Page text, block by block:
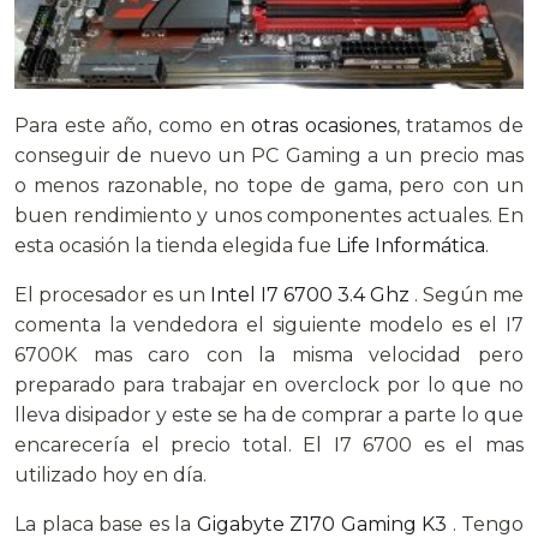
Para este año, como enotras ocasiones, tratamos de
conseguir de nuevo un PC Gaming a un precio mas
o menos razonable, no tope de gama, pero con un
buen rendimiento y unos componentes actuales. En
esta ocasión la tienda elegida fue Life Informática.
El procesador es un Intel I7 6700 3.4 Ghz . Según me
comenta la vendedora el siguiente modelo es el I7
6700K mas caro con la misma velocidad pero
preparado para trabajar en overclock por lo que no
lleva disipador y este se ha de comprar a parte lo que
encarecería el precio total. El I7 6700 es el mas
utilizado hoy en día.
La placa base es la Gigabyte Z170 Gaming K3 . Tengo